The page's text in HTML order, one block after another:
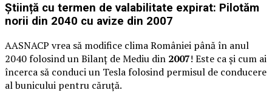
Știință cu termen de valabilitate expirat: Pilotăm
norii din 2040 cu avize din 2007
AASNACP vrea să modifice clima României până în anul
2040 folosind un Bilanț de Mediu din 2007! Este ca și cum ai
încerca să conduci un Tesla folosind permisul de conducere
al bunicului pentru căruță.